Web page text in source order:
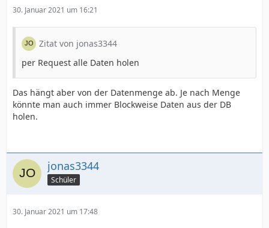
30. Januar 2021 um 16:21
Zitat von jonas3344
per Request alle Daten holen
Das hängt aber von der Datenmenge ab. Je nach Menge
könnte man auch immer Blockweise Daten aus der DB
holen.
jonas3344
Schüler
30. Januar 2021 um 17:48